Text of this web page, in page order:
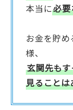
本当に必
お金を貯
様、
玄関先も
見ることは